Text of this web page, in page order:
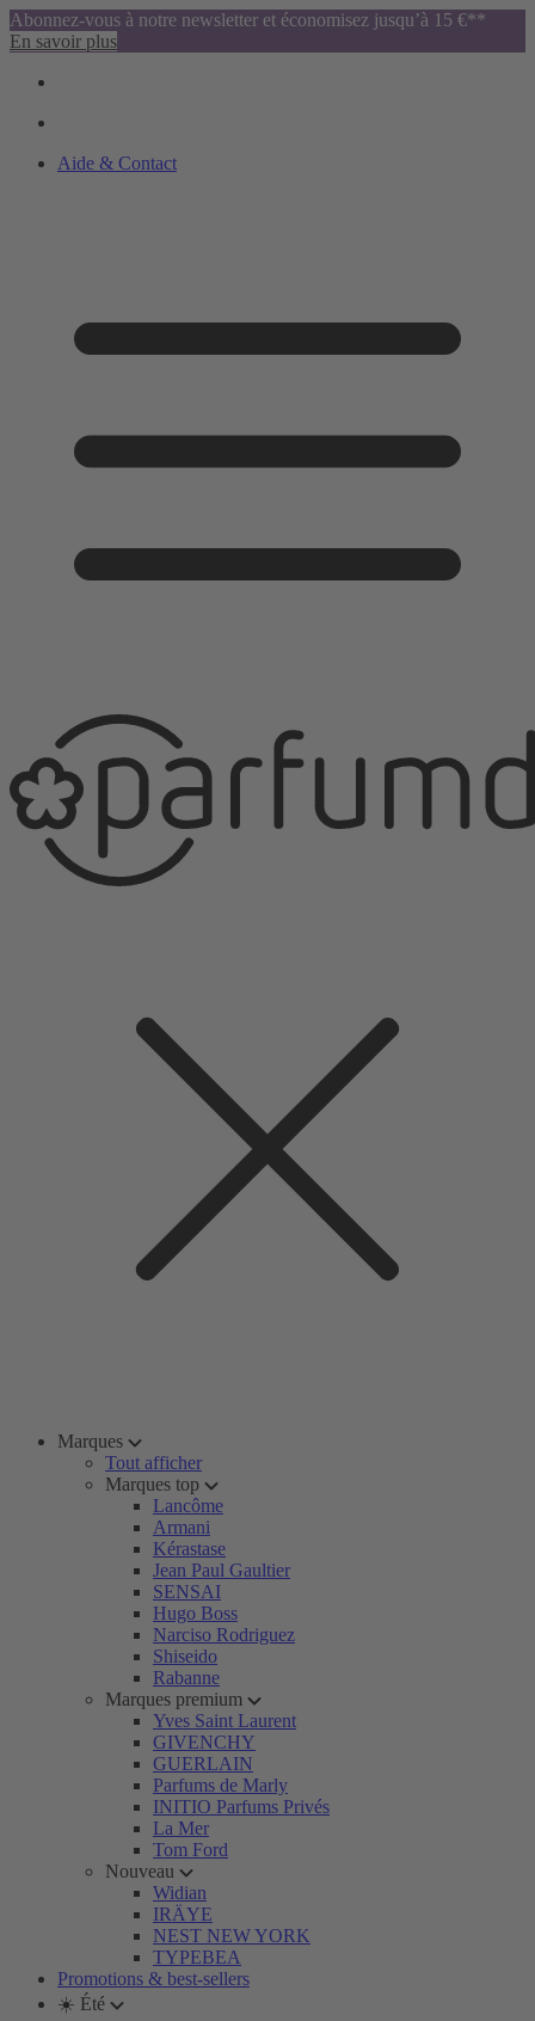
Abonnez-vous à notre newsletter et économisez jusqu’à 15 €**
En savoir plus
Aide & Contact
Marques
Tout afficher
Marques top
Lancôme
Armani
Kérastase
Jean Paul Gaultier
SENSAI
Hugo Boss
Narciso Rodriguez
Shiseido
Rabanne
Marques premium
Yves Saint Laurent
GIVENCHY
GUERLAIN
Parfums de Marly
INITIO Parfums Privés
La Mer
Tom Ford
Nouveau
Widian
IRÄYE
NEST NEW YORK
TYPEBEA
Promotions & best-sellers
☀️ Été